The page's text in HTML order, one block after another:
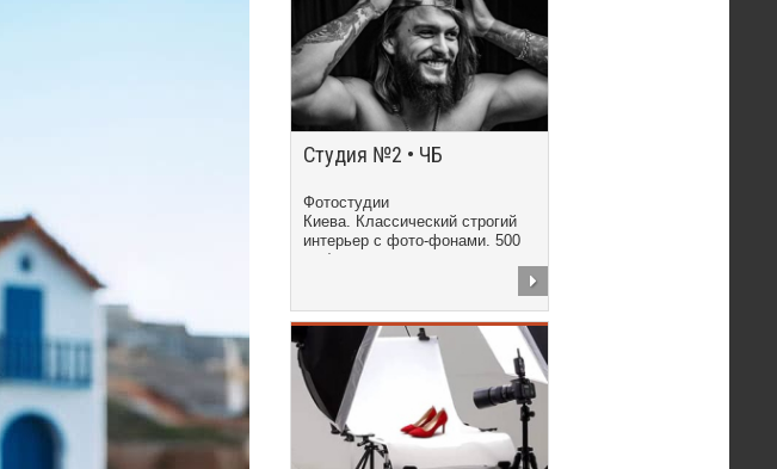
Студия №2 • ЧБ
Фотостудии
Киева. Классический строгий
интерьер с фото-фонами. 500
грн/час